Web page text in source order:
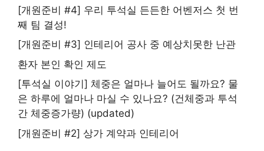
[개원준비 #4] 우리 투석실 든든한 어벤저스 첫 번
째 팀 결성!
[개원준비 #3] 인테리어 공사 중 예상치못한 난관
환자 본인 확인 제도
[투석실 이야기] 체중은 얼마나 늘어도 될까요? 물
은 하루에 얼마나 마실 수 있나요? (건체중과 투석
간 체중증가량) (updated)
[개원준비 #2] 상가 계약과 인테리어